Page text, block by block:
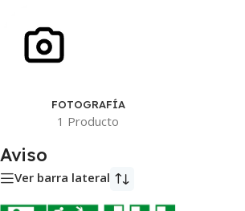
FOTOGRAFÍA
1 Producto
Aviso
Ver barra lateral